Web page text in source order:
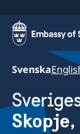
Svenska